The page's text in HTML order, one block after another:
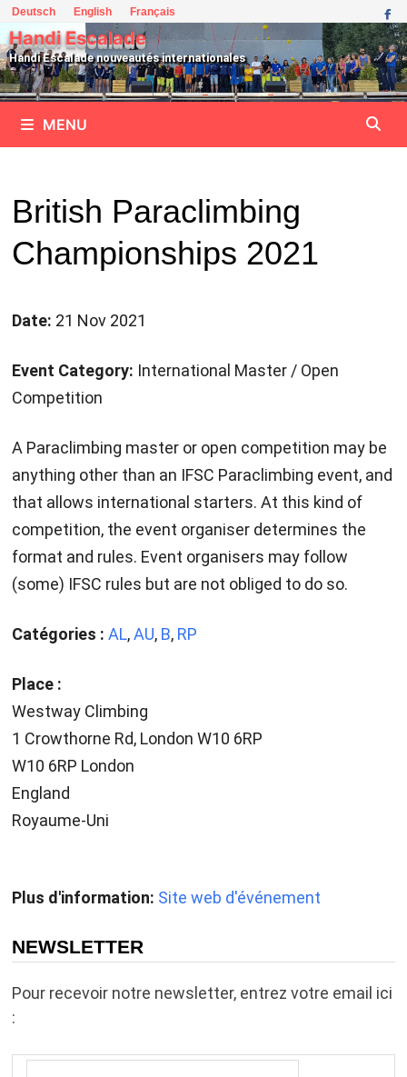
Passer
au
contenu
Deutsch English Français
Handi Escalade
Handi Escalade nouveautés internationales
MENU
British Paraclimbing
Championships 2021
Date: 21 Nov 2021
Event Category: International Master / Open
Competition
A Paraclimbing master or open competition may be
anything other than an IFSC Paraclimbing event, and
that allows international starters. At this kind of
competition, the event organiser determines the
format and rules. Event organisers may follow
(some) IFSC rules but are not obliged to do so.
Catégories : AL,AU, B, RP
Place :
Westway Climbing
1 Crowthorne Rd, London W10 6RP
W10 6RP London
England
Royaume-Uni
Plus d'information: Site web d'événement
NEWSLETTER
Pour recevoir notre newsletter, entrez votre email ici
: